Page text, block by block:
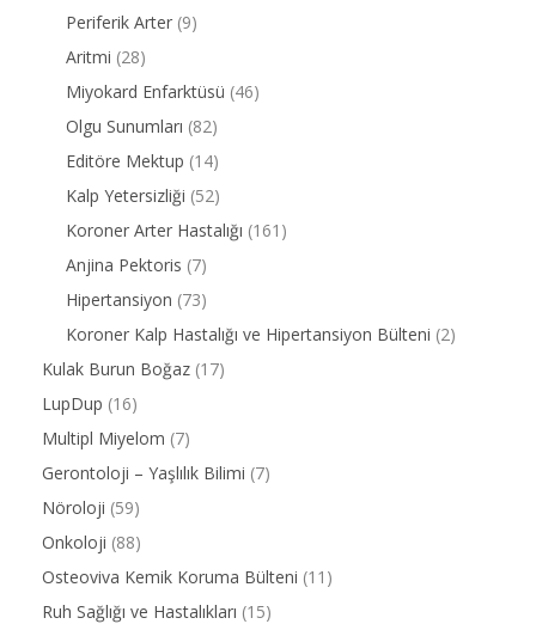
Periferik Arter (9)
Aritmi (28)
Miyokard Enfarktüsü (46)
Olgu Sunumları (82)
Editöre Mektup (14)
Kalp Yetersizliği (52)
Koroner Arter Hastalığı (161)
Anjina Pektoris (7)
Hipertansiyon (73)
Koroner Kalp Hastalığı ve Hipertansiyon Bülteni (2)
Kulak Burun Boğaz (17)
LupDup (16)
Multipl Miyelom (7)
Gerontoloji – Yaşlılık Bilimi (7)
Nöroloji (59)
Onkoloji (88)
Osteoviva Kemik Koruma Bülteni (11)
Ruh Sağlığı ve Hastalıkları (15)